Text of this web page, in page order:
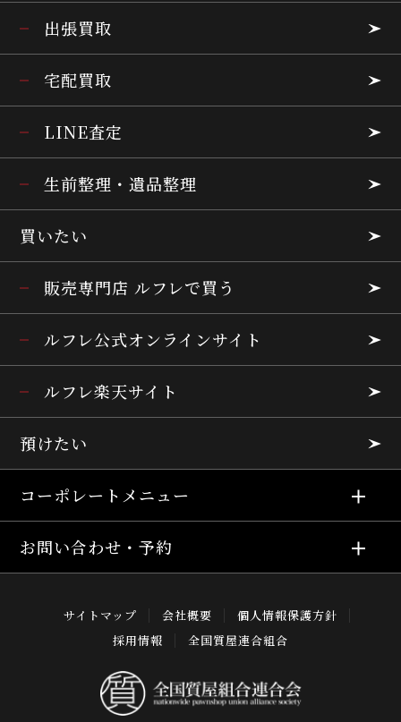
出張買取
宅配買取
LINE査定
生前整理・遺品整理
買いたい
販売専門店 ルフレで買う
ルフレ公式オンラインサイト
ルフレ楽天サイト
預けたい
コーポレートメニュー
お問い合わせ・予約
サイトマップ 会社概要
個人情報保護方針
採用情報
全国質屋連合組合